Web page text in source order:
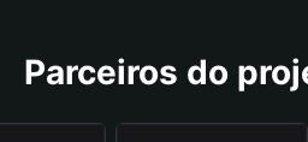
Parceiros do